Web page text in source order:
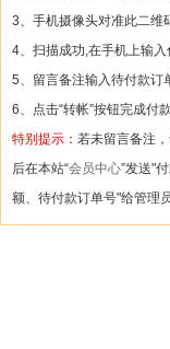
3、手机摄像头对准此二维
4、扫描成功,在手机上输
5、留言备注输入待付款订
6、点击“转帐”按钮完成付款
特别提示： 若未留言备注
后在本站“会员中心”发送"
额、待付款订单号"给管理